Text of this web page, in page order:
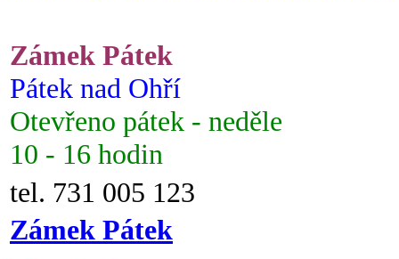
Zámek Pátek
Pátek nad Ohří
Otevřeno pátek - neděle
10 - 16 hodin
tel. 731 005 123
Zámek Pátek